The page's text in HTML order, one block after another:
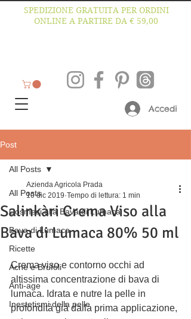
SPEDIZIONE GRATUITA PER ORDINI
ONLINE A PARTIRE DA € 59,00
Accedi
Post
All Posts
Cosmesi alla Bava di Lumaca
Bava di Lumaca
Ricette
Acne e Brufoli
Anti-age
Inestetismi della pelle
All Posts
Salinkàri Crema Viso alla
Bava di Lumaca 80% 50 ml
Azienda Agricola Prada
10 dic 2019 Tempo di lettura: 1 min
Crema viso e contorno occhi ad
altissima concentrazione di bava di
lumaca. Idrata e nutre la pelle in
profondità già dalla prima applicazione,